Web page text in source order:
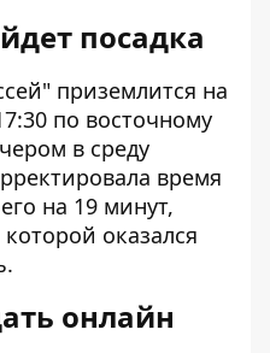
посадка
приземлится на
по восточному
в среду
время
на 19 минут,
оказался
онлайн